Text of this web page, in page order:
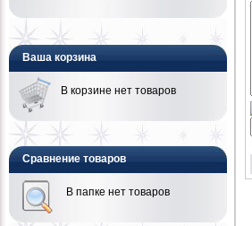
Ваша корзина
В корзине нет товаров
Сравнение товаров
В папке нет товаров